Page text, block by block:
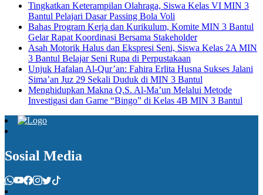
Tingkatkan Keterampilan Olahraga, Siswa Kelas VI MIN 3
Bantul Pelajari Dasar Passing Bola Voli
Bahas Program Kerja dan Kurikulum, Komite MIN 3 Bantul
Gelar Rapat Koordinasi Bersama Stakeholder
Asah Motorik Halus dan Ekspresi Seni, Siswa Kelas 2A MIN
3 Bantul Belajar Seni Rupa di Perpustakaan
Unjuk Hafalan Al-Qur’an: Fahira Erlita Husna Sukses Jalani
Sima’an Juz 29 Sekali Duduk di MIN 3 Bantul
Menghidupkan Makna Q.S. Al-Ma’un Melalui Metode
Investigasi dan Game “Bingo” di Kelas 4B MIN 3 Bantul
Sosial Media